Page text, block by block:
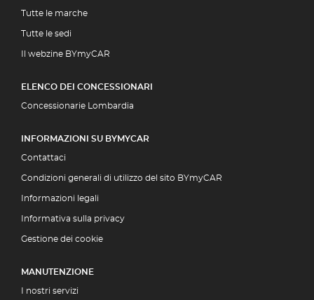
Tutte le marche
Tutte le sedi
Il webzine BYmyCAR
ELENCO DEI CONCESSIONARI
Concessionarie Lombardia
INFORMAZIONI SU BYMYCAR
Contattaci
Condizioni generali di utilizzo del sito BYmyCAR
Informazioni legali
Informativa sulla privacy
Gestione dei cookie
MANUTENZIONE
I nostri servizi